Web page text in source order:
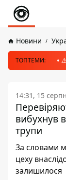
Новини
ТОПТЕМИ:
14:31, 15
вибухнув
трупи
За словами
цеху
залишилося